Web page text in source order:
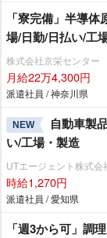
「寮完備」半導
場/日勤/日払い/工
株式会社京栄センター
月給22万4,300円
派遣社員 / 神奈川県
NEW
自動車製
い/工場・製造
UTエージェント株式会
時給1,270円
派遣社員 / 愛知県
「週3から可」調